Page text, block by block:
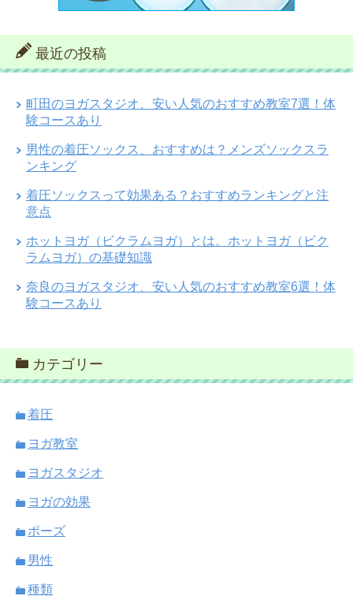
最近の投稿
町田のヨガスタジオ、安い人気のおすすめ教室7選！体
験コースあり
男性の着圧ソックス、おすすめは？メンズソックスラ
ンキング
着圧ソックスって効果ある？おすすめランキングと注
意点
ホットヨガ（ビクラムヨガ）とは。ホットヨガ（ビク
ラムヨガ）の基礎知識
奈良のヨガスタジオ、安い人気のおすすめ教室6選！体
験コースあり
カテゴリー
着圧
ヨガ教室
ヨガスタジオ
ヨガの効果
ポーズ
男性
種類